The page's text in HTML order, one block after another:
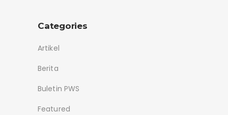
Categories
Artikel
Berita
Buletin PWS
Featured